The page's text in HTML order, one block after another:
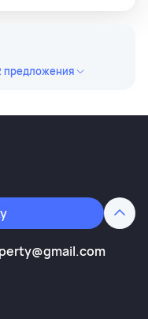
предложения